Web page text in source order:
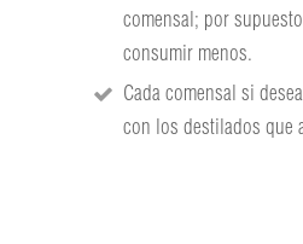
comensal; por
consumir menos.
Cada comensal si
con los destilados que